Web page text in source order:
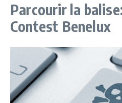
Parcourir la
Contest Benelux